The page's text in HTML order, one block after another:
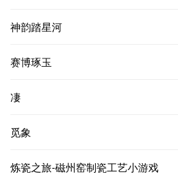
神韵踏星河
赛博琢玉
凄
觅象
炼瓷之旅-磁州窑制瓷工艺小游戏